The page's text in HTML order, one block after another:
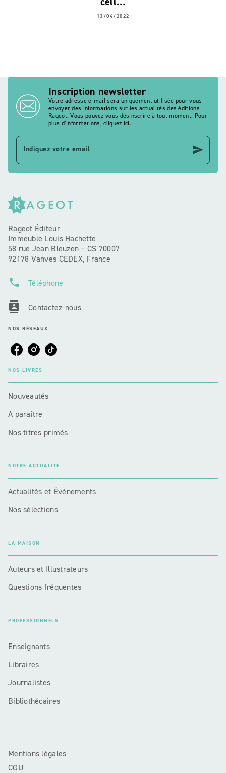
13/04/2022
Inscription newsletter
Votre adresse e-mail sera uniquement utilisée pour vous
envoyer des informations sur les actualités des éditions
Rageot. Vous pouvez vous désinscrire à tout moment. Pour
plus d’informations,cliquez ici.
Indiquez votre email send
Rageot Éditeur
Immeuble Louis Hachette
58 rue Jean Bleuzen – CS 70007
92178 Vanves CEDEX, France
phone Téléphone
contacts Contactez-nous
NOS RÉSEAUX
NOS LIVRES
Nouveautés
A paraître
Nos titres primés
NOTRE ACTUALITÉ
Actualités et Événements
Nos sélections
LA MAISON
Auteurs et Illustrateurs
Questions fréquentes
PROFESSIONNELS
Enseignants
Libraires
Journalistes
Bibliothécaires
Mentions légales
CGU